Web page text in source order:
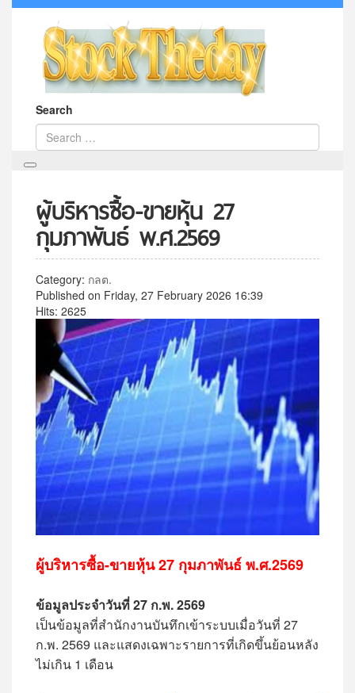
Search
ผู้บริหารซื้อ-ขายหุ้น 27
กุมภาพันธ์ พ.ศ.2569
Category: กลต.
Published on Friday, 27 February 2026 16:39
Hits: 2625
ผู้บริหารซื้อ-ขายหุ้น 27 กุมภาพันธ์ พ.ศ.2569
ข้อมูลประจำวันที่ 27 ก.พ. 2569
เป็นข้อมูลที่สำนักงานบันทึกเข้าระบบเมื่อวันที่ 27
ก.พ. 2569 และแสดงเฉพาะรายการที่เกิดขึ้นย้อนหลัง
ไม่เกิน 1 เดือน